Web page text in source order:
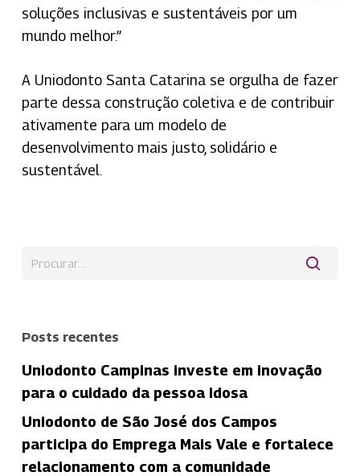
soluções inclusivas e sustentáveis por um
mundo melhor.”
A Uniodonto Santa Catarina se orgulha de fazer
parte dessa construção coletiva e de contribuir
ativamente para um modelo de
desenvolvimento mais justo, solidário e
sustentável.
Posts recentes
Uniodonto Campinas investe em inovação
para o cuidado da pessoa idosa
Uniodonto de São José dos Campos
participa do Emprega Mais Vale e fortalece
relacionamento com a comunidade